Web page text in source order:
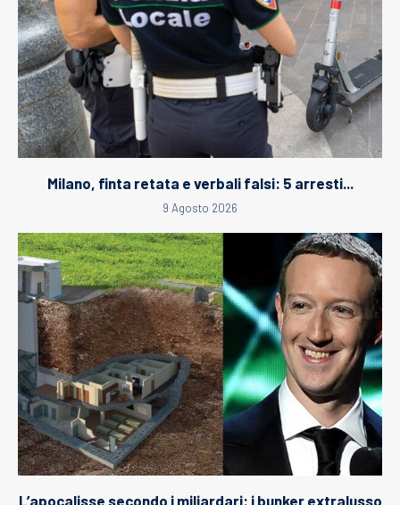
Milano, finta retata e verbali falsi: 5 arresti...
9 Agosto 2026
L’apocalisse secondo i miliardari: i bunker extralusso